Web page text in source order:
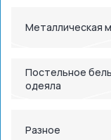
Металлическая
Постельное
одеяла
Разное